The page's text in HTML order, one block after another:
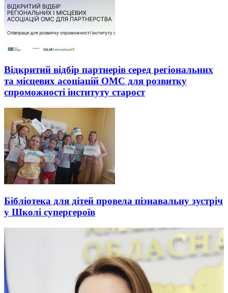
Відкритий відбір партнерів серед регіональних
та місцевих асоціацій ОМС для розвитку
спроможності інституту старост
Бібліотека для дітей провела пізнавальну зустріч
у Школі супергероїв